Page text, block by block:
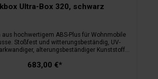
Ultra-Box 320, schwarz
aus hochwertigem ABS-Plus für Wohnmobile
Stoßfest und witterungsbeständig, UV-
alterungsbeständiger Kunststoff.
während der Fahrt kein Wasser eintritt.
683,00 €*